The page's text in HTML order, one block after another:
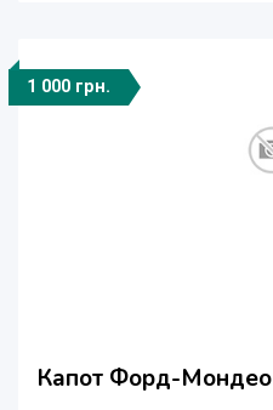
1 000 грн.
Капот Форд-Мондео